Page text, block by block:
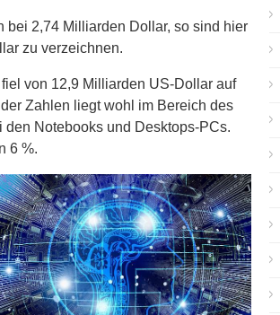
bei 2,74 Milliarden Dollar, so sind hier
zu verzeichnen.
von 12,9 Milliarden US-Dollar auf
Zahlen liegt wohl im Bereich des
Notebooks und Desktops-PCs.
6 %.